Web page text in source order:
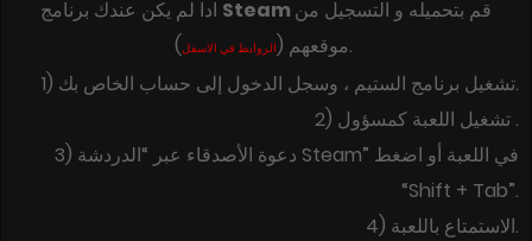
Steam قم بتحميله و التسجيل من
موقعهم (الروابط في الاسفل)
.
1) تشغيل برنامج الستيم ، وسجل الدخول إلى حساب الخاص بك
.
2) تشغيل اللعبة كمسؤول .
3) دعوة الأصدقاء عبر “الدردشة Steam” في اللعبة أو اضغط
“Shift + Tab”.
4)
الاستمتاع باللعبة.